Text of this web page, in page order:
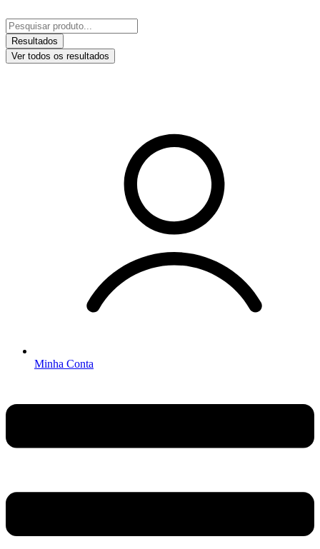
para
o
conteúdo
Pesquisar
...Resultados
Ver todos os resultados
Minha Conta